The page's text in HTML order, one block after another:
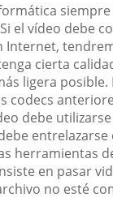
el vídeo debe
Internet,
cierta
ligera posible.
codecs
debe
entrelazarse
herramientas
en pasar
no esté